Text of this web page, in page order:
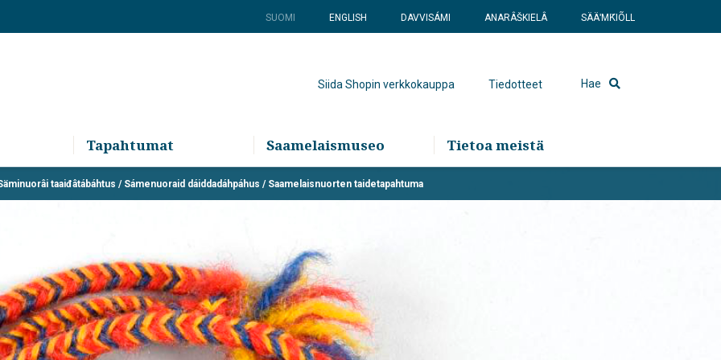
SUOMI ENGLISH DAVVISÁMI ANARÂŠKIELÂ SÄÄʹMǨIÕLL
Siida Shopin verkkokauppa Tiedotteet Hae
Tapahtumat Saamelaismuseo Tietoa meistä
taaiđâtábáhtus / Sámenuoraid dáiddadáhpáhus / Saamelaisnuorten taidetapahtuma